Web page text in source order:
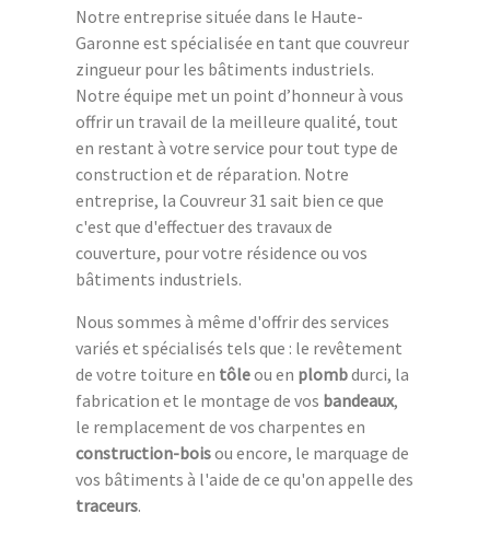
Notre entreprise située dans le Haute-
Garonne est spécialisée en tant que couvreur
zingueur pour les bâtiments industriels.
Notre équipe met un point d’honneur à vous
offrir un travail de la meilleure qualité, tout
en restant à votre service pour tout type de
construction et de réparation. Notre
entreprise, la Couvreur 31 sait bien ce que
c'est que d'effectuer des travaux de
couverture, pour votre résidence ou vos
bâtiments industriels.
Nous sommes à même d'offrir des services
variés et spécialisés tels que : le revêtement
de votre toiture en tôleou en plombdurci, la
fabrication et le montage de vos bandeaux,
le remplacement de vos charpentes en
construction-boisou encore, le marquage de
vos bâtiments à l'aide de ce qu'on appelle des
traceurs.